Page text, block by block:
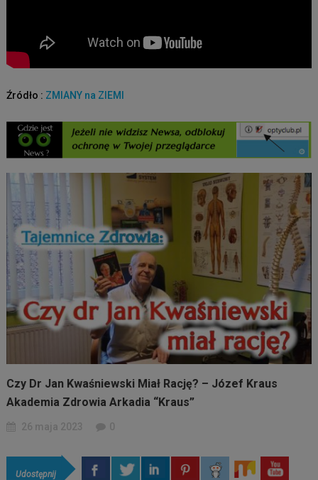
Źródło : ZMIANY na ZIEMI
Czy Dr Jan Kwaśniewski Miał Rację? – Józef Kraus
Akademia Zdrowia Arkadia “Kraus”
26 maja 2023 0
Udostępnij